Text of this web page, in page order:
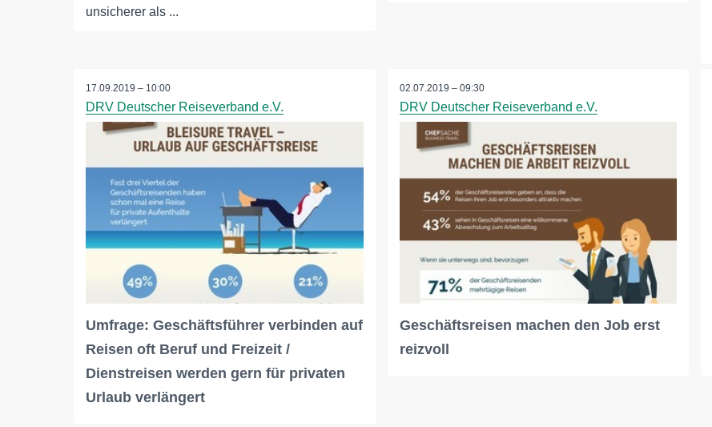
unsicherer als ...
17.09.2019 – 10:00
DRV Deutscher Reiseverband e.V.
Umfrage: Geschäftsführer verbinden auf
Reisen oft Beruf und Freizeit /
Dienstreisen werden gern für privaten
Urlaub verlängert
02.07.2019 – 09:30
DRV Deutscher Reiseverband e.V.
Geschäftsreisen machen den Job erst
reizvoll